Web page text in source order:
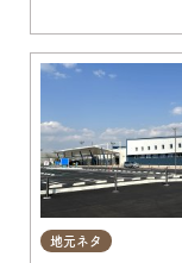
地元ネタ